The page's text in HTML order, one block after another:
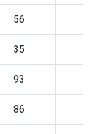
56
35
93
86